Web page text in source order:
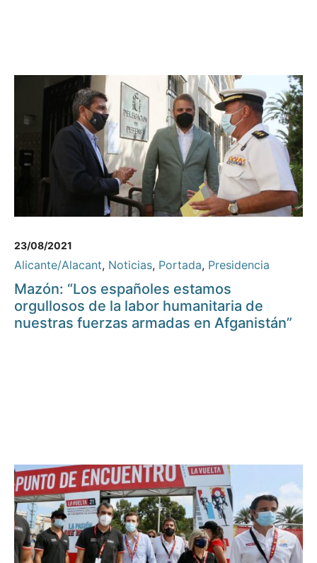
23/08/2021
Alicante/Alacant, Noticias, Portada, Presidencia
Mazón: “Los españoles estamos
orgullosos de la labor humanitaria de
nuestras fuerzas armadas en Afganistán”